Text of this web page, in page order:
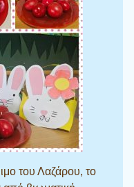
του Λαζάρου, το